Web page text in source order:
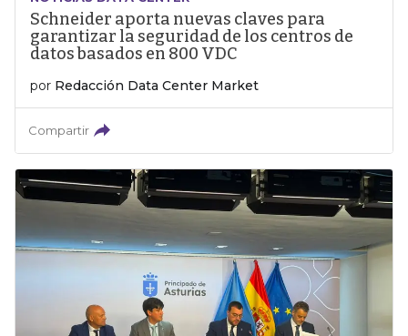
Schneider aporta nuevas claves para
garantizar la seguridad de los centros de
datos basados en 800 VDC
por Redacción Data Center Market
Compartir